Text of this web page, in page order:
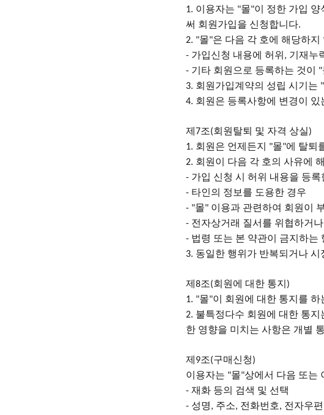
1. 이용자는 "몰"이 정한 가입 양
써 회원가입을 신청합니다.
2. "몰"은 다음 각 호에 해당하
- 가입신청 내용에 허위 , 기재누
- 기타 회원으로 등록하는 것이 "
3. 회원가입계약의 성립 시기는 "
4. 회원은 등록사항에 변경이 있
제 7조(회원탈퇴 및 자격 상실)
1. 회원은 언제든지 "몰"에 탈퇴
2. 회원이 다음 각 호의 사유에
- 가입 신청 시 허위 내용을 등록
- 타인의 정보를 도용한 경우
- "몰" 이용과 관련하여 회원이
- 전자상거래 질서를 위협하거
- 법령 또는 본 약관이 금지하는
3. 동일한 행위가 반복되거나 시
제 8조(회원에 대한 통지 )
1. "몰"이 회원에 대한 통지를 하
2. 불특정다수 회원에 대한 통
한 영향을 미치는 사항은 개별
제 9조(구매신청)
이용자는 "몰"상에서 다음 또는
- 재화 등의 검색 및 선택
- 성명, 주소, 전화번호, 전자우